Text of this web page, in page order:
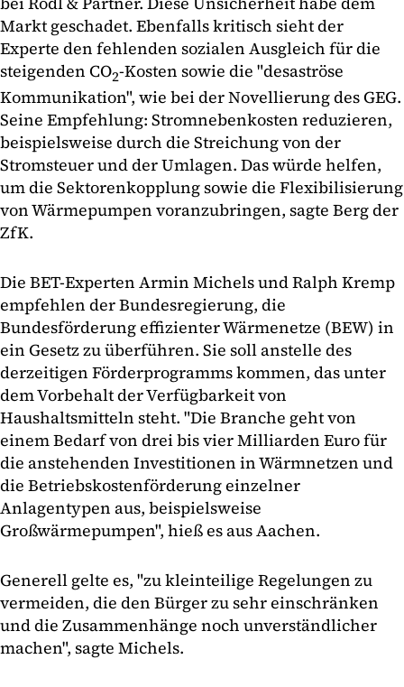
Markt geschadet. Ebenfalls kritisch sieht der
Experte den fehlenden sozialen Ausgleich für die
steigenden CO2-Kosten sowie die "desaströse
Kommunikation", wie bei der Novellierung des GEG.
Seine Empfehlung: Stromnebenkosten reduzieren,
beispielsweise durch die Streichung von der
Stromsteuer und der Umlagen. Das würde helfen,
um die Sektorenkopplung sowie die Flexibilisierung
von Wärmepumpen voranzubringen, sagte Berg der
ZfK.
Die BET-Experten Armin Michels und Ralph Kremp
empfehlen der Bundesregierung, die
Bundesförderung effizienter Wärmenetze (BEW) in
ein Gesetz zu überführen. Sie soll anstelle des
derzeitigen Förderprogramms kommen, das unter
dem Vorbehalt der Verfügbarkeit von
Haushaltsmitteln steht. "Die Branche geht von
einem Bedarf von drei bis vier Milliarden Euro für
die anstehenden Investitionen in Wärmnetzen und
die Betriebskostenförderung einzelner
Anlagentypen aus, beispielsweise
Großwärmepumpen", hieß es aus Aachen.
Generell gelte es, "zu kleinteilige Regelungen zu
vermeiden, die den Bürger zu sehr einschränken
und die Zusammenhänge noch unverständlicher
machen", sagte Michels.